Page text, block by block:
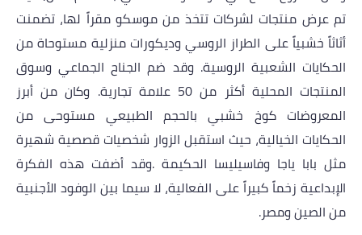
تم عرض منتجات لشركات تتخذ من موسكو مقراً لها، تضمنت
أثاثاً خشبياً على الطراز الروسي وديكورات منزلية مستوحاة من
الحكايات الشعبية الروسية. وقد ضم الجناح الجماعي وسوق
المنتجات المحلية أكثر من 50 علامة تجارية. وكان من أبرز
المعروضات كوخ خشبي بالحجم الطبيعي مستوحى من
الحكايات الخيالية، حيث استقبل الزوار شخصيات قصصية شهيرة
مثل بابا ياجا وفاسيليسا الحكيمة .وقد أضفت هذه الفكرة
الإبداعية زخماً كبيراً على الفعالية، لا سيما بين الوفود الأجنبية
من الصين ومصر.